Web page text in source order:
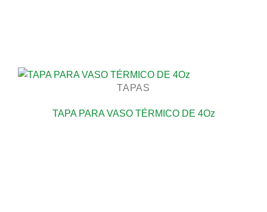
TAPAS
TAPA PARA VASO TÉRMICO DE 4Oz